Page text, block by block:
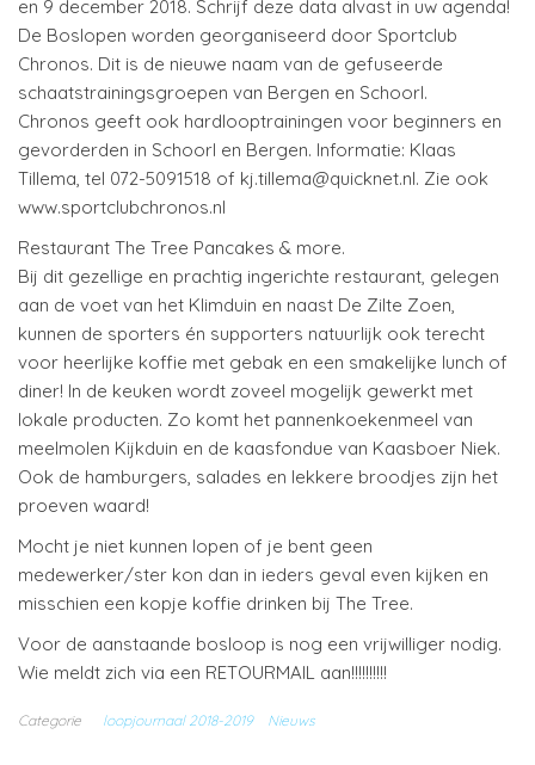
en 9 december 2018. Schrijf deze data alvast in uw agenda!
De Boslopen worden georganiseerd door Sportclub
Chronos. Dit is de nieuwe naam van de gefuseerde
schaatstrainingsgroepen van Bergen en Schoorl.
Chronos geeft ook hardlooptrainingen voor beginners en
gevorderden in Schoorl en Bergen. Informatie: Klaas
Tillema, tel 072-5091518 of kj.tillema@quicknet.nl. Zie ook
www.sportclubchronos.nl
Restaurant The Tree Pancakes & more.
Bij dit gezellige en prachtig ingerichte restaurant, gelegen
aan de voet van het Klimduin en naast De Zilte Zoen,
kunnen de sporters én supporters natuurlijk ook terecht
voor heerlijke koffie met gebak en een smakelijke lunch of
diner! In de keuken wordt zoveel mogelijk gewerkt met
lokale producten. Zo komt het pannenkoekenmeel van
meelmolen Kijkduin en de kaasfondue van Kaasboer Niek.
Ook de hamburgers, salades en lekkere broodjes zijn het
proeven waard!
Mocht je niet kunnen lopen of je bent geen
medewerker/ster kon dan in ieders geval even kijken en
misschien een kopje koffie drinken bij The Tree.
Voor de aanstaande bosloop is nog een vrijwilliger nodig.
Wie meldt zich via een RETOURMAIL aan!!!!!!!!!!
Categorie loopjournaal 2018-2019 Nieuws